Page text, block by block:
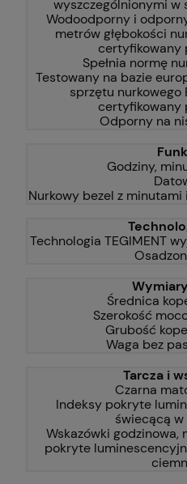
wyszczególnionymi w
Wodoodporny i
metrów głębokości
certyfikowany
Spełnia normę
Testowany na bazie
sprzętu nurkowego
certyfikowany
Odporny na
Godziny,
Nurkowy bezel z
Technologia TEGIMENT
Średnica
Szerokość
Grubość
Waga bez
Tarcza i
Czarna
Indeksy pokryte
świecącą
Wskazówki godzinowa,
pokryte